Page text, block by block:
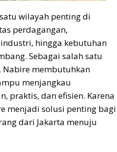
wilayah penting di
perdagangan,
hingga kebutuhan
Sebagai salah satu
Nabire membutuhkan
menjangkau
praktis, dan efisien. Karena
menjadi solusi penting bagi
dari Jakarta menuju